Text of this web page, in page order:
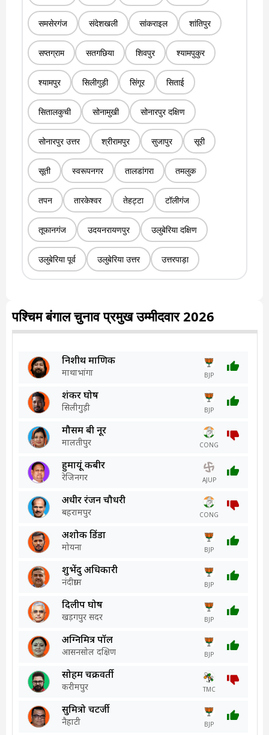
समसेरगंज संदेशखली सांकराइल शांतिपुर
सप्तग्राम सतगछिया शिवपुर श्यामपुकुर
श्यामपुर सिलीगुड़ी सिंगूर सिताई
सितालकुची सोनामुखी सोनारपुर दक्षिण
सोनारपुर उत्तर श्रीरामपुर सुजापुर सूरी
सूती स्वरूपनगर तालडांगरा तमलुक
तपन तारकेश्वर तेहट्टा टॉलीगंज
तूफानगंज उदयनरायणपुर उलुबेरिया दक्षिण
उलुबेरिया पूर्व उलुबेरिया उत्तर उत्तरपाड़ा
पश्चिम बंगाल चुनाव प्रमुख उम्मीदवार 2026